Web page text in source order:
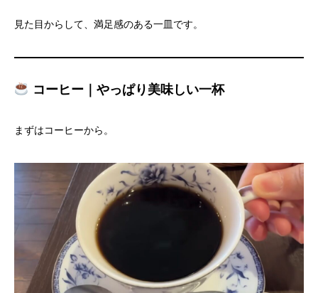
見た目からして、満足感のある一皿です。
コーヒー｜やっぱり美味しい一杯
まずはコーヒーから。